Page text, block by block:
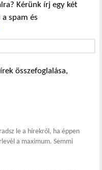
Kérünk írj egy két
spam és
összefoglalása,
le a hírekről, ha éppen
a maximum. Semmi